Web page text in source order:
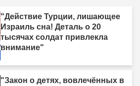
"Действие Турции, лишающее
Израиль сна! Деталь о 20
тысячах солдат привлекла
внимание"
"Закон о детях, вовлечённых в